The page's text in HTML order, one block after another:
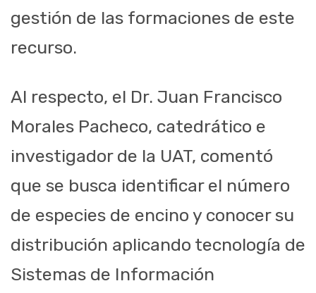
gestión de las formaciones de este
recurso.
Al respecto, el Dr. Juan Francisco
Morales Pacheco, catedrático e
investigador de la UAT, comentó
que se busca identificar el número
de especies de encino y conocer su
distribución aplicando tecnología de
Sistemas de Información